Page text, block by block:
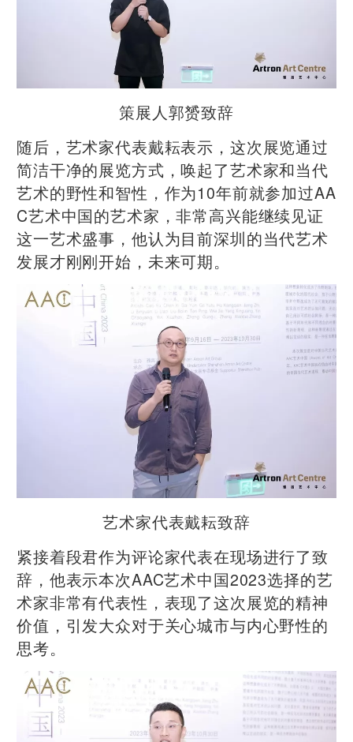
策展人郭赟致辞
随后，艺术家代表戴耘表示，这次展览通过
简洁干净的展览方式，唤起了艺术家和当代
艺术的野性和智性，作为10年前就参加过AA
C艺术中国的艺术家，非常高兴能继续见证
这一艺术盛事，他认为目前深圳的当代艺术
发展才刚刚开始，未来可期。
艺术家代表戴耘致辞
紧接着段君作为评论家代表在现场进行了致
辞，他表示本次AAC艺术中国2023选择的艺
术家非常有代表性，表现了这次展览的精神
价值，引发大众对于关心城市与内心野性的
思考。